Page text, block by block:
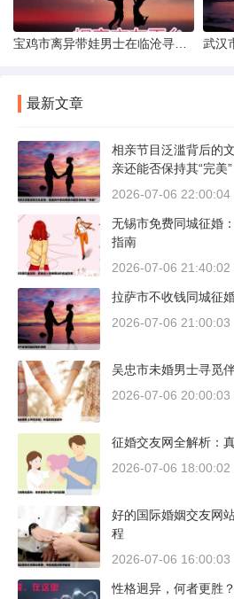
最新文章
相亲节目泛滥背后的
亲还能否保持其“完美”
2026-07-06 22:00:04
无锡市免费同城征婚
指南
2026-07-06 21:40:02
拉萨市不收钱同城征
2026-07-06 21:00:03
吴忠市未婚男士寻觅
2026-07-06 20:00:03
征婚交友网全解析：
2026-07-06 18:00:02
好的国际婚姻交友网
程
2026-07-06 16:00:03
性格迥异，何者更胜